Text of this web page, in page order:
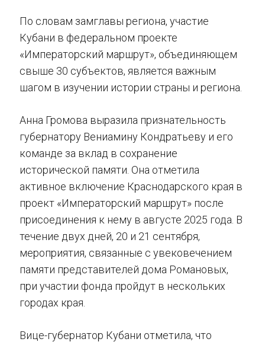
По словам замглавы региона, участие
Кубани в федеральном проекте
«Императорский маршрут», объединяющем
свыше 30 субъектов, является важным
шагом в изучении истории страны и региона.
Анна Громова выразила признательность
губернатору Вениамину Кондратьеву и его
команде за вклад в сохранение
исторической памяти. Она отметила
активное включение Краснодарского края в
проект «Императорский маршрут» после
присоединения к нему в августе 2025 года. В
течение двух дней, 20 и 21 сентября,
мероприятия, связанные с увековечением
памяти представителей дома Романовых,
при участии фонда пройдут в нескольких
городах края.
Вице-губернатор Кубани отметила, что